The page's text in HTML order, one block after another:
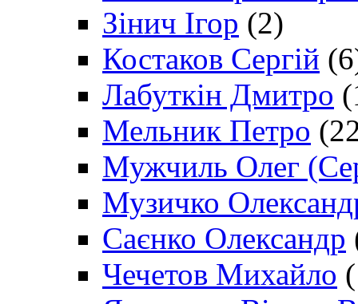
Зінич Ігор (2)
Костаков Сергій
Лабуткін Дмитро
Мельник Петро
Мужчиль Олег
Музичко
Саєнко Олександр
Чечетов Михайло